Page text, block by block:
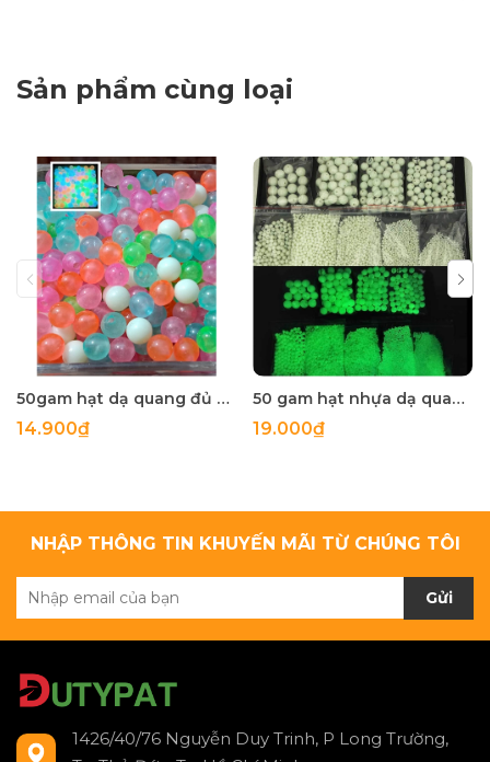
Sản phẩm cùng loại
50gam hạt dạ quang đủ màu 6mm, 8mm, 10mm, 12mm, hạt nhựa tròn
14.900₫
50 gam hạt nhựa dạ quang tròn đủ size 4mm, 5mm, 6mm, 8mm, 10mm, 12mm, 14mm, 16mm ,18mm , 10mm, 22mm, 25mm
19.000₫
NHẬP THÔNG TIN KHUYẾN MÃI TỪ CHÚNG TÔI
Gửi
1426/40/76 Nguyễn Duy Trinh, P Long Trường,